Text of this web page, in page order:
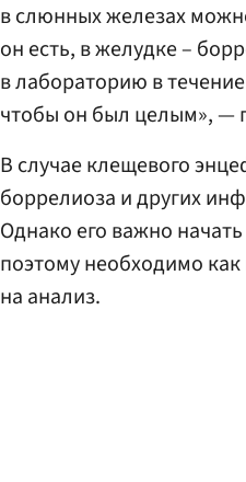
в слюнных железах
он есть, в желудке –
в лабораторию в
чтобы он был целым», —
В случае клещевого
боррелиоза и других
Однако его важно
поэтому необходимо
на анализ.